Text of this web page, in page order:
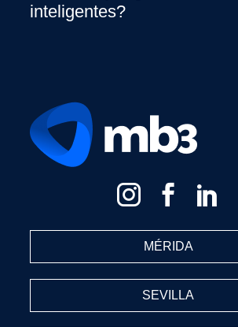
inteligentes?
MÉRIDA
SEVILLA